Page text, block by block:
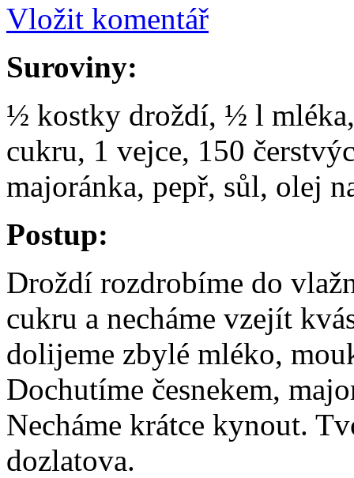
Vložit komentář
Suroviny:
½ kostky droždí, ½ l
cukru, 1 vejce, 150
majoránka, pepř, sůl, olej
Postup:
Droždí rozdrobíme do
cukru a necháme vzejít
dolijeme zbylé mléko,
Dochutíme česnekem,
Necháme krátce kynout.
dozlatova.